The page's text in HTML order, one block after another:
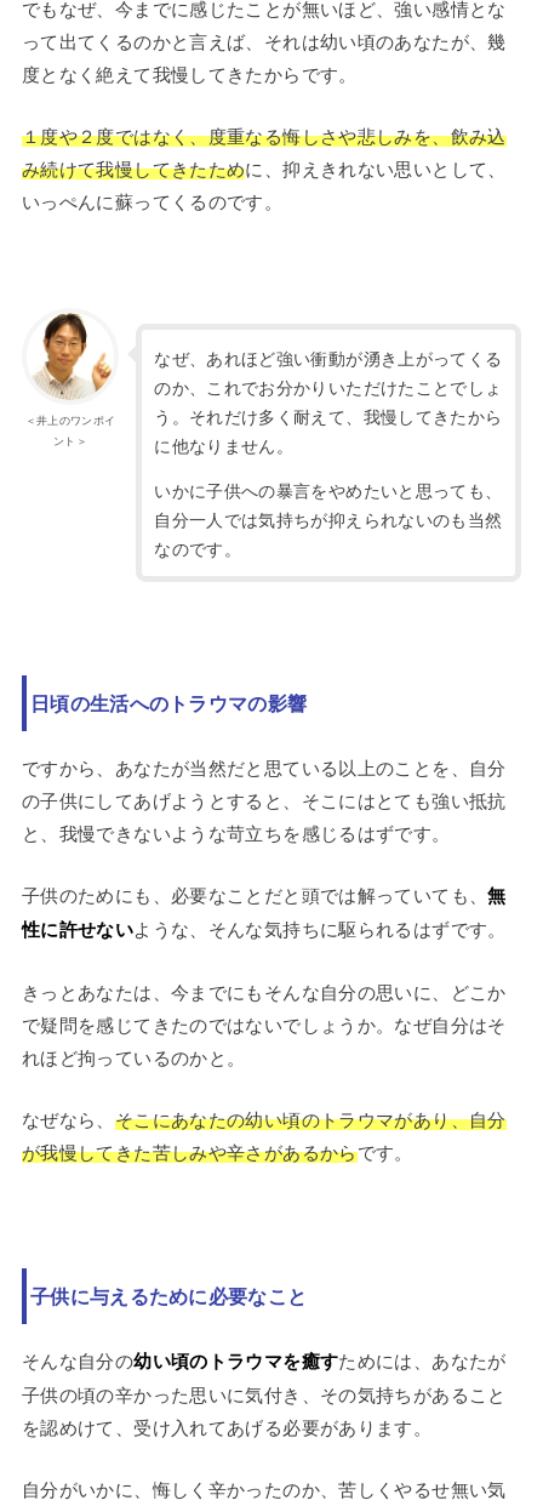
でもなぜ、今までに感じたことが無いほど、強い感情とな
って出てくるのかと言えば、それは幼い頃のあなたが、幾
度となく絶えて我慢してきたからです。
１度や２度ではなく、度重なる悔しさや悲しみを、飲み込
み続けて我慢してきたために、抑えきれない思いとして、
いっぺんに蘇ってくるのです。
＜井上のワンポイ
ント＞
なぜ、あれほど強い衝動が湧き上がってくる
のか、これでお分かりいただけたことでしょ
う。それだけ多く耐えて、我慢してきたから
に他なりません。
いかに子供への暴言をやめたいと思っても、
自分一人では気持ちが抑えられないのも当然
なのです。
日頃の生活へのトラウマの影響
ですから、あなたが当然だと思ている以上のことを、自分
の子供にしてあげようとすると、そこにはとても強い抵抗
と、我慢できないような苛立ちを感じるはずです。
子供のためにも、必要なことだと頭では解っていても、無
性に許せないような、そんな気持ちに駆られるはずです。
きっとあなたは、今までにもそんな自分の思いに、どこか
で疑問を感じてきたのではないでしょうか。なぜ自分はそ
れほど拘っているのかと。
なぜなら、 そこにあなたの幼い頃のトラウマがあり、自分
が我慢してきた苦しみや辛さがあるからです。
子供に与えるために必要なこと
そんな自分の幼い頃のトラウマを癒すためには、あなたが
子供の頃の辛かった思いに気付き、その気持ちがあること
を認めけて、受け入れてあげる必要があります。
自分がいかに、悔しく辛かったのか、苦しくやるせ無い気